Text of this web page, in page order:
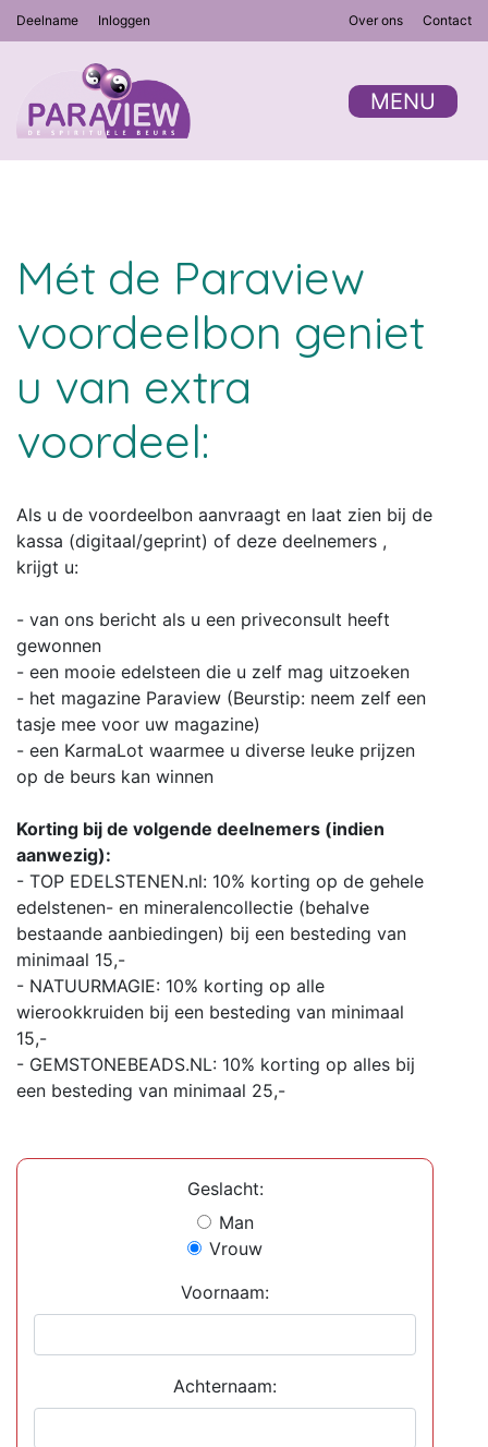
Deelname Inloggen Over ons Contact
MENU
Mét de Paraview
voordeelbon geniet
u van extra
voordeel:
Als u de voordeelbon aanvraagt en laat zien bij de
kassa (digitaal/geprint) of deze deelnemers ,
krijgt u:
- van ons bericht als u een priveconsult heeft
gewonnen
- een mooie edelsteen die u zelf mag uitzoeken
- het magazine Paraview (Beurstip: neem zelf een
tasje mee voor uw magazine)
- een KarmaLot waarmee u diverse leuke prijzen
op de beurs kan winnen
Korting bij de volgende deelnemers (indien
aanwezig):
- TOP EDELSTENEN.nl: 10% korting op de gehele
edelstenen- en mineralencollectie (behalve
bestaande aanbiedingen) bij een besteding van
minimaal 15,-
- NATUURMAGIE: 10% korting op alle
wierookkruiden bij een besteding van minimaal
15,-
- GEMSTONEBEADS.NL: 10% korting op alles bij
een besteding van minimaal 25,-
Geslacht:
Man
Vrouw
Voornaam:
Achternaam: